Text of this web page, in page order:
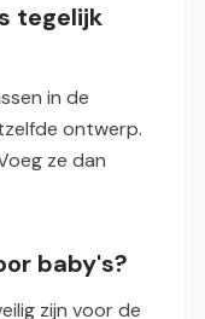
tegelijk
in de
ontwerp.
ze dan
baby's?
zijn voor de